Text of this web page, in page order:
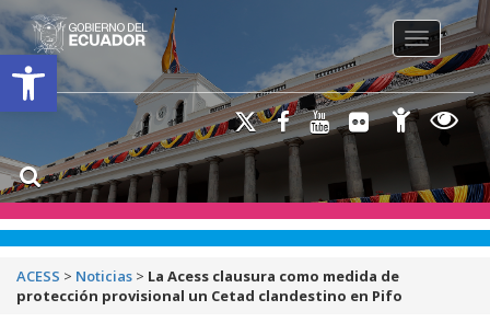
Open toolbar
Toggle
ACESS > Noticias > La Acess clausura como medida de
protección provisional un Cetad clandestino en Pifo